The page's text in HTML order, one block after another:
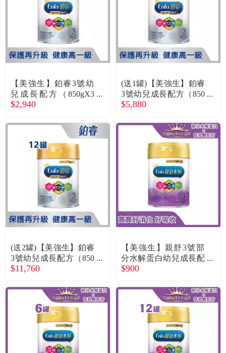
美容／個人清潔
食品／健康食補
寵物
名人嚴選
關於我們
會員專區
常見問題
優惠券領取
優惠券查詢
登入
【美強生】鉑睿3號幼
兒成長配方（850gX3
罐）
$2,940
(送1罐)【美強生】鉑睿
3號幼兒成長配方（850
gX6罐）
$5,880
(送2罐)【美強生】鉑睿
3號幼兒成長配方（850
gX12罐）
$11,760
【美強生】親舒3號部
分水解蛋白幼兒成長配
方（800g／罐）
$900